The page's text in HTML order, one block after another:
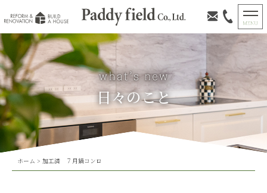
日々のこと
ホーム > 加工済 ７月鍋コンロ